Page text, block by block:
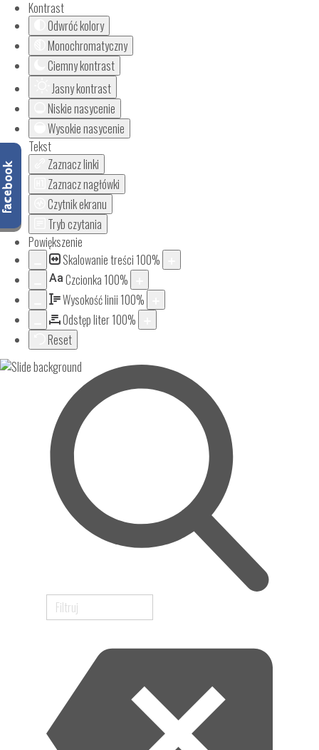
Kontrast
Odwróć kolory
Monochromatyczny
Ciemny kontrast
Jasny kontrast
Niskie nasycenie
Wysokie nasycenie
Tekst
Zaznacz linki
Zaznacz nagłówki
Czytnik ekranu
Tryb czytania
Powiększenie
Skalowanie treści 100%
Aa Czcionka 100%
Wysokość linii 100%
Odstęp liter100%
Reset